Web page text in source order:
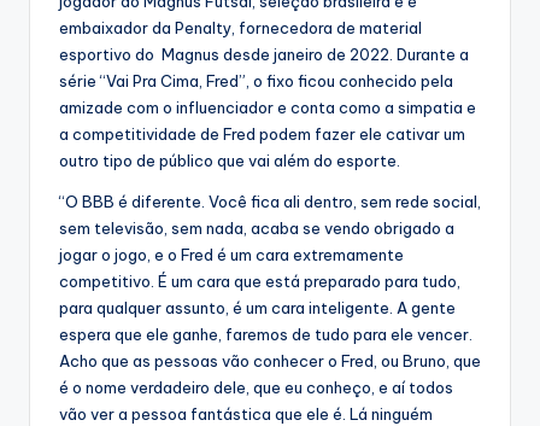
embaixador da Penalty, fornecedora de material
esportivo do Magnus desde janeiro de 2022. Durante a
série “Vai Pra Cima, Fred”, o fixo ficou conhecido pela
amizade com o influenciador e conta como a simpatia e
a competitividade de Fred podem fazer ele cativar um
outro tipo de público que vai além do esporte.
“O BBB é diferente. Você fica ali dentro, sem rede social,
sem televisão, sem nada, acaba se vendo obrigado a
jogar o jogo, e o Fred é um cara extremamente
competitivo. É um cara que está preparado para tudo,
para qualquer assunto, é um cara inteligente. A gente
espera que ele ganhe, faremos de tudo para ele vencer.
Acho que as pessoas vão conhecer o Fred, ou Bruno, que
é o nome verdadeiro dele, que eu conheço, e aí todos
vão ver a pessoa fantástica que ele é. Lá ninguém